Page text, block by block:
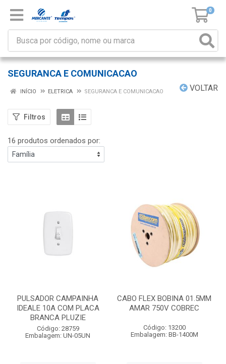
0
SEGURANCA E COMUNICACAO
VOLTAR
INÍCIO ELETRICA SEGURANCA E COMUNICACAO
Filtros
16 produtos ordenados por:
PULSADOR CAMPAINHA
IDEALE 10A COM PLACA
BRANCA PLUZIE
Código: 28759
Embalagem: UN-05UN
CABO FLEX BOBINA 01.5MM
AMAR 750V COBREC
Código: 13200
Embalagem: BB-1400M